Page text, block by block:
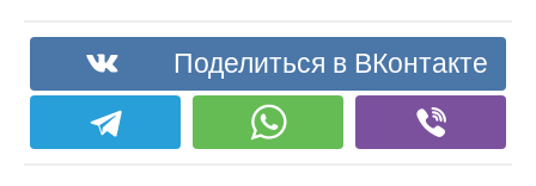
Поделиться в ВКонтакте